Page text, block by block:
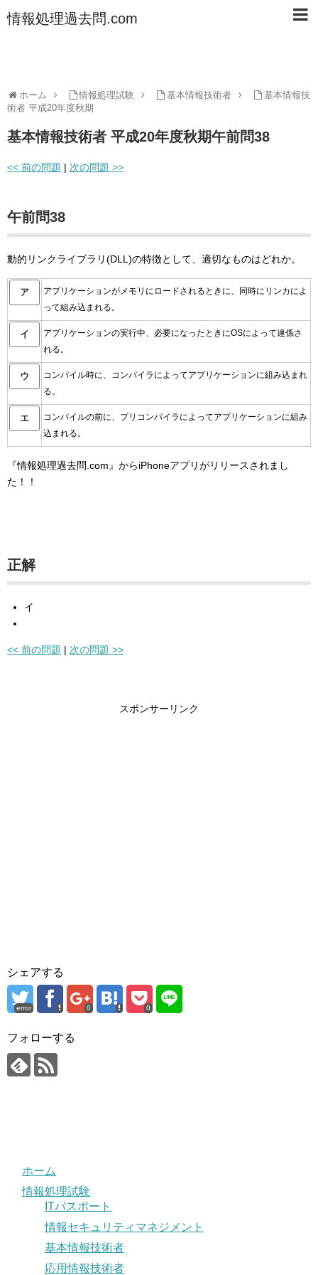
情報処理過去問.com
ホーム 情報処理試験 基本情報技術者
基本情報技
術者 平成20年度秋期
基本情報技術者 平成20年度秋期午前問38
<< 前の問題 | 次の問題 >>
午前問38
動的リンクライブラリ(DLL)の特徴として、適切なものはどれか。
ア
アプリケーションがメモリにロードされるときに、同時にリンカによ
って組み込まれる。
イ
アプリケーションの実行中、必要になったときにOSによって連係さ
れる。
ウ
コンパイル時に、コンパイラによってアプリケーションに組み込まれ
る。
エ
コンパイルの前に、プリコンパイラによってアプリケーションに組み
込まれる。
『情報処理過去問.com』からiPhoneアプリがリリースされまし
た！！
正解
イ
<< 前の問題 | 次の問題 >>
スポンサーリンク
シェアする
error 0 0
フォローする
ホーム
情報処理試験
ITパスポート
情報セキュリティマネジメント
基本情報技術者
応用情報技術者